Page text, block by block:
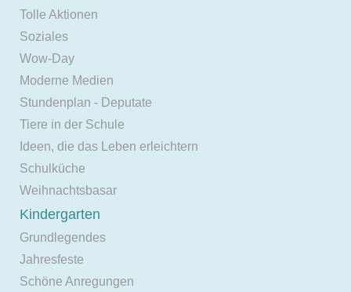
Tolle Aktionen
Soziales
Wow-Day
Moderne Medien
Stundenplan - Deputate
Tiere in der Schule
Ideen, die das Leben erleichtern
Schulküche
Weihnachtsbasar
Kindergarten
Grundlegendes
Jahresfeste
Schöne Anregungen